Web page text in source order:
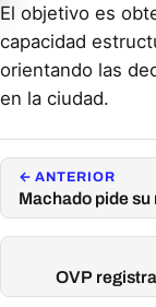
El objetivo es
capacidad
orientando las
en la ciudad.
← ANTERIOR
Machado pide
OVP